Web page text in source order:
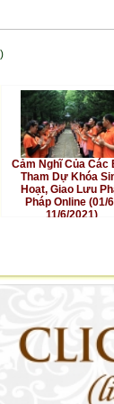
Của Các Bạn
Dự Khóa Sinh
Giao Lưu Phật
Online (01/6-
11/6/2021)